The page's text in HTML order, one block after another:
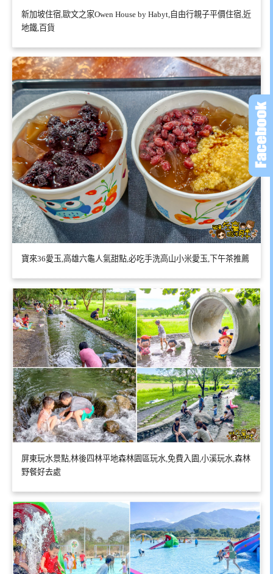
新加坡住宿,歐文之家Owen House by Habyt,自由行親子平價住宿,近
地鐵,百貨
寶來36愛玉,高雄六龜人氣甜點,必吃手洗高山小米愛玉,下午茶推薦
屏東玩水景點,林後四林平地森林園區玩水,免費入園,小溪玩水,森林
野餐好去處